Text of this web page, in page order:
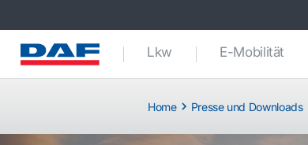
Lkw E-Mobilität
Home Presse und Downloads